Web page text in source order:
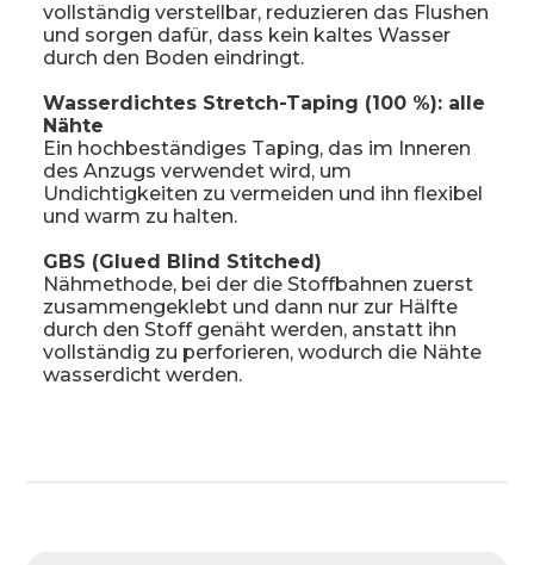
vollständig verstellbar, reduzieren das Flushen
und sorgen dafür, dass kein kaltes Wasser
durch den Boden eindringt.
Wasserdichtes Stretch-Taping (100 %): alle
Nähte
Ein hochbeständiges Taping, das im Inneren
des Anzugs verwendet wird, um
Undichtigkeiten zu vermeiden und ihn flexibel
und warm zu halten.
GBS (Glued Blind Stitched)
Nähmethode, bei der die Stoffbahnen zuerst
zusammengeklebt und dann nur zur Hälfte
durch den Stoff genäht werden, anstatt ihn
vollständig zu perforieren, wodurch die Nähte
wasserdicht werden.